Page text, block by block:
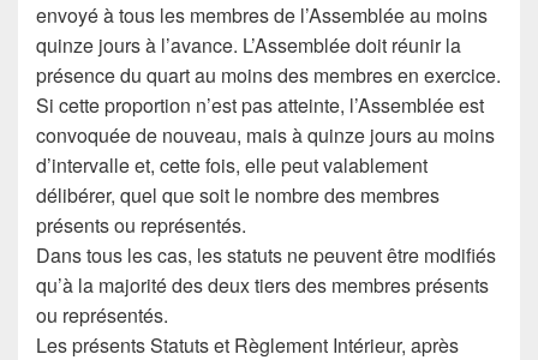
envoyé à tous les membres de l’Assemblée au moins
quinze jours à l’avance. L’Assemblée doit réunir la
présence du quart au moins des membres en exercice.
Si cette proportion n’est pas atteinte, l’Assemblée est
convoquée de nouveau, mais à quinze jours au moins
d’intervalle et, cette fois, elle peut valablement
délibérer, quel que soit le nombre des membres
présents ou représentés.
Dans tous les cas, les statuts ne peuvent être modifiés
qu’à la majorité des deux tiers des membres présents
ou représentés.
Les présents Statuts et Règlement Intérieur, après